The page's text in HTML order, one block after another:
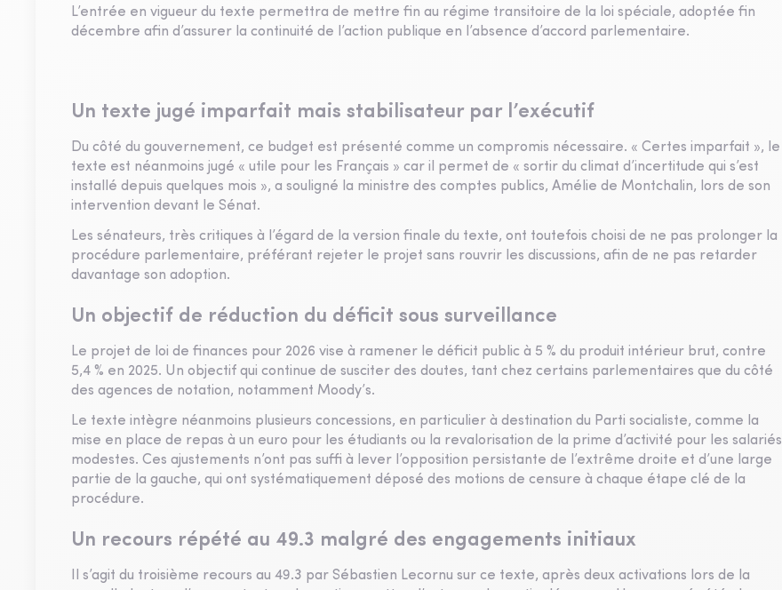
L’entrée en vigueur du texte permettra de mettre fin au régime transitoire de la loi spéciale, adoptée fin
décembre afin d’assurer la continuité de l’action publique en l’absence d’accord parlementaire.
Un texte jugé imparfait mais stabilisateur par l’exécutif
Du côté du gouvernement, ce budget est présenté comme un compromis nécessaire. « Certes imparfait », le
texte est néanmoins jugé « utile pour les Français » car il permet de « sortir du climat d’incertitude qui s’est
installé depuis quelques mois », a souligné la ministre des comptes publics, Amélie de Montchalin, lors de son
intervention devant le Sénat.
Les sénateurs, très critiques à l’égard de la version finale du texte, ont toutefois choisi de ne pas prolonger la
procédure parlementaire, préférant rejeter le projet sans rouvrir les discussions, afin de ne pas retarder
davantage son adoption.
Un objectif de réduction du déficit sous surveillance
Le projet de loi de finances pour 2026 vise à ramener le déficit public à 5 % du produit intérieur brut, contre
5,4 % en 2025. Un objectif qui continue de susciter des doutes, tant chez certains parlementaires que du côté
des agences de notation, notamment Moody’s.
Le texte intègre néanmoins plusieurs concessions, en particulier à destination du Parti socialiste, comme la
mise en place de repas à un euro pour les étudiants ou la revalorisation de la prime d’activité pour les salariés
modestes. Ces ajustements n’ont pas suffi à lever l’opposition persistante de l’extrême droite et d’une large
partie de la gauche, qui ont systématiquement déposé des motions de censure à chaque étape clé de la
procédure.
Un recours répété au 49.3 malgré des engagements initiaux
Il s’agit du troisième recours au 49.3 par Sébastien Lecornu sur ce texte, après deux activations lors de la